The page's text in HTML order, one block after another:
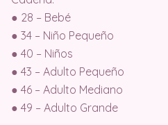
● 28 – Bebé
● 34 – Niño Pequeño
● 40 – Niños
● 43 – Adulto Pequeño
● 46 – Adulto Mediano
● 49 – Adulto Grande